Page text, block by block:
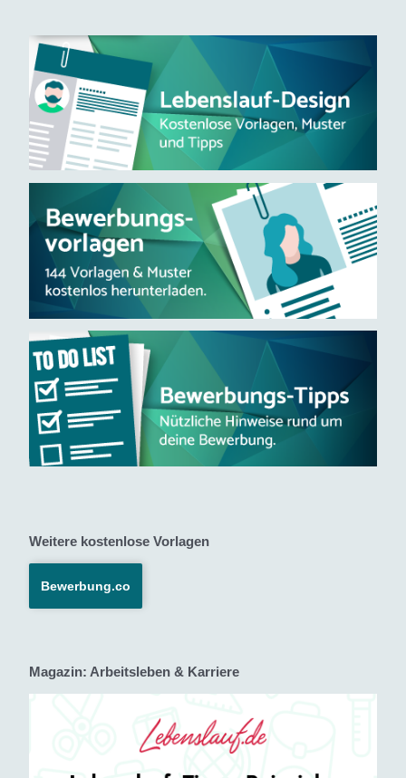
Weitere kostenlose Vorlagen
Bewerbung.co
Magazin: Arbeitsleben & Karriere